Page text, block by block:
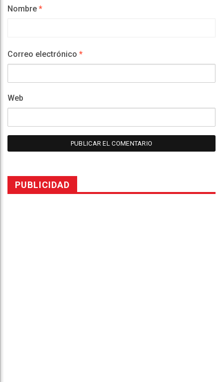
Nombre *
Correo electrónico *
Web
PUBLICIDAD